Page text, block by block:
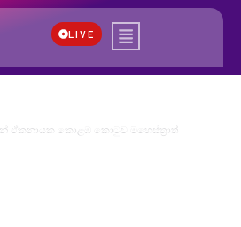
LIVE
ඒකනායක කොළඹ කොටුව මහෙස්ත්‍රාත්